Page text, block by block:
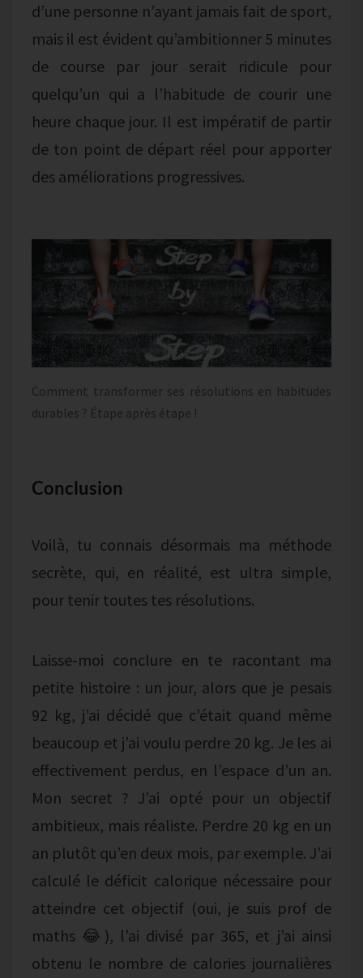
d’une personne n’ayant jamais fait de sport,
mais il est évident qu’ambitionner 5 minutes
de course par jour serait ridicule pour
quelqu’un qui a l’habitude de courir une
heure chaque jour. Il est impératif de partir
de ton point de départ réel pour apporter
des améliorations progressives.
Comment transformer ses résolutions en habitudes
durables ? Étape après étape !
Conclusion
Voilà, tu connais désormais ma méthode
secrète, qui, en réalité, est ultra simple,
pour tenir toutes tes résolutions.
Laisse-moi conclure en te racontant ma
petite histoire : un jour, alors que je pesais
92 kg, j’ai décidé que c’était quand même
beaucoup et j’ai voulu perdre 20 kg. Je les ai
effectivement perdus, en l’espace d’un an.
Mon secret ? J’ai opté pour un objectif
ambitieux, mais réaliste. Perdre 20 kg en un
an plutôt qu’en deux mois, par exemple. J’ai
calculé le déficit calorique nécessaire pour
atteindre cet objectif (oui, je suis prof de
maths 😂), l’ai divisé par 365, et j’ai ainsi
obtenu le nombre de calories journalières